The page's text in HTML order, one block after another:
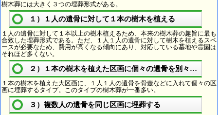
樹木葬には大きく３つの埋葬形式がある。
１）１人の遺骨に対して１本の樹木を植える
１人の遺骨に対して１本以上の樹木植えるため、本来の樹木葬の趣旨に最も
合致した埋葬形式である。ただ、１人１人の遺骨に対して樹木を植えるスペ
ースが必要なため、費用が高くなる傾向にあり、対応している墓地や霊園は
それほど多くない。
２）１本の樹木を植えた区画に個々の遺骨を別々に埋葬
１本の樹木を植えた大区画に、１人１人の遺骨を骨壺などに入れて個々の区
画に埋葬するタイプ。このタイプの樹木葬が一番多い。
３）複数人の遺骨を同じ区画に埋葬する